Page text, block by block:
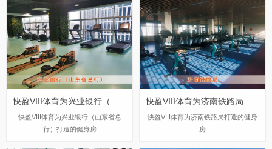
馆）的东营市全民健身中心，是集竞技
比赛、休闲健身、体育训练于一体的大
型综合性体育活动中心。
​快盈VIII体育为兴业银行（山东省总
行）打造的健身房
快盈VIII体育为济南铁路局打造的健身
房